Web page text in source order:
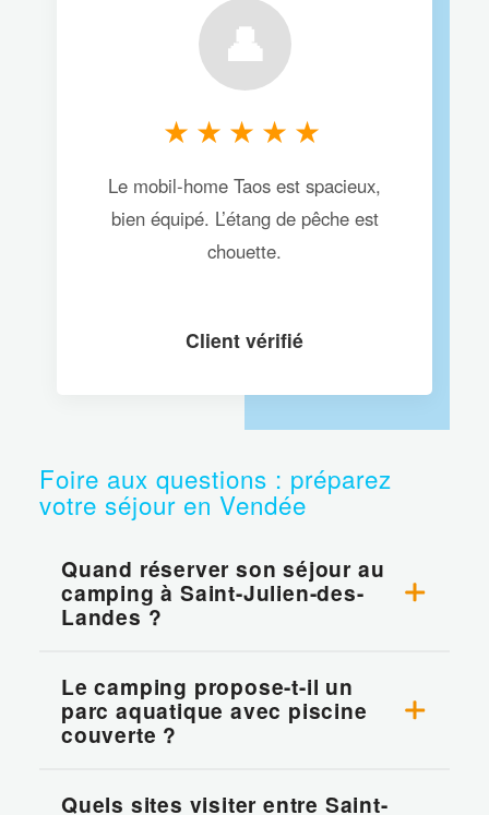
👤
★★★★★
Le mobil-home Taos est spacieux,
bien équipé. L’étang de pêche est
chouette.
Client vérifié
Foire aux questions : préparez
votre séjour en Vendée
Quand réserver son séjour au
camping à Saint-Julien-des-
Landes ?
Le camping propose-t-il un
parc aquatique avec piscine
couverte ?
Quels sites visiter entre Saint-